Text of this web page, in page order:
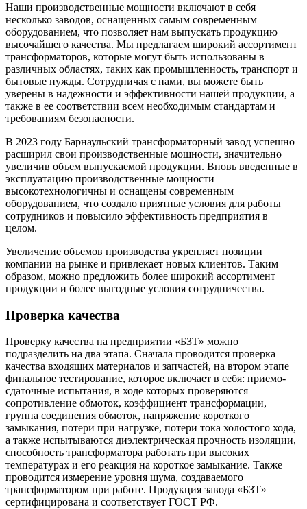
Наши производственные мощности включают в себя
несколько заводов, оснащенных самым современным
оборудованием, что позволяет нам выпускать продукцию
высочайшего качества. Мы предлагаем широкий ассортимент
трансформаторов, которые могут быть использованы в
различных областях, таких как промышленность, транспорт и
бытовые нужды. Сотрудничая с нами, вы можете быть
уверены в надежности и эффективности нашей продукции, а
также в ее соответствии всем необходимым стандартам и
требованиям безопасности.
В 2023 году Барнаульский трансформаторный завод успешно
расширил свои производственные мощности, значительно
увеличив объем выпускаемой продукции. Вновь введенные в
эксплуатацию производственные мощности
высокотехнологичны и оснащены современным
оборудованием, что создало приятные условия для работы
сотрудников и повысило эффективность предприятия в
целом.
Увеличение объемов производства укрепляет позиции
компании на рынке и привлекает новых клиентов. Таким
образом, можно предложить более широкий ассортимент
продукции и более выгодные условия сотрудничества.
Проверка качества
Проверку качества на предприятии «БЗТ» можно
подразделить на два этапа. Сначала проводится проверка
качества входящих материалов и запчастей, на втором этапе
финальное тестирование, которое включает в себя: приемо-
сдаточные испытания, в ходе которых проверяются
сопротивление обмоток, коэффициент трансформации,
группа соединения обмоток, напряжение короткого
замыкания, потери при нагрузке, потери тока холостого хода,
а также испытываются диэлектрическая прочность изоляции,
способность трансформатора работать при высоких
температурах и его реакция на короткое замыкание. Также
проводится измерение уровня шума, создаваемого
трансформатором при работе. Продукция завода «БЗТ»
сертифицирована и соответствует ГОСТ РФ.